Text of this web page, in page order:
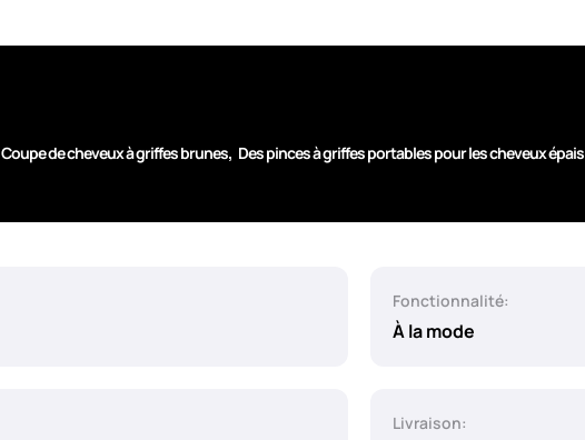
Coupe de cheveux à griffes brunes, Des pinces à griffes portables pour les cheveux épais
Fonctionnalité:
À la mode
Livraison: